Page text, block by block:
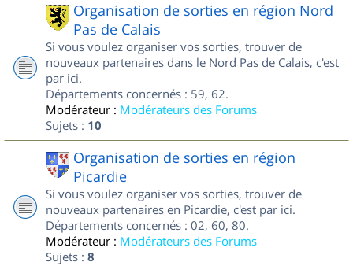
Organisation de sorties en région Nord
Pas de Calais
Si vous voulez organiser vos sorties, trouver de
nouveaux partenaires dans le Nord Pas de Calais, c'est
par ici.
Départements concernés : 59, 62.
Modérateur : Modérateurs des Forums
Sujets : 10
Organisation de sorties en région
Picardie
Si vous voulez organiser vos sorties, trouver de
nouveaux partenaires en Picardie, c'est par ici.
Départements concernés : 02, 60, 80.
Modérateur : Modérateurs des Forums
Sujets : 8